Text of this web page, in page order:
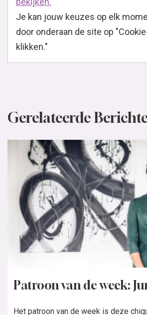
Je kan jouw keuzes op elk
door onderaan de site op
klikken."
Gerelateerde
Patroon van de week:
Het patroon van de week is deze